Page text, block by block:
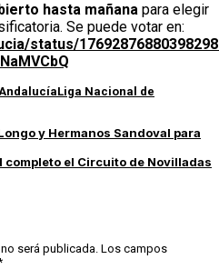
hasta mañana para elegir
Se puede votar en:
status/
Liga Nacional de
y Hermanos Sandoval para
el Circuito de Novilladas
será publicada. Los campos